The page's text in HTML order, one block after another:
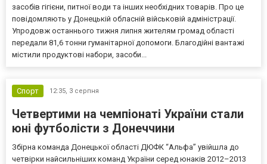
засобів гігієни, питної води та інших необхідних товарів. Про це
повідомляють у Донецькій обласній військовій адміністрації.
Упродовж останнього тижня липня жителям громад області
передали 81,6 тонни гуманітарної допомоги. Благодійні вантажі
містили продуктові набори, засоби...
Спорт 12:35, 3 серпня
Четвертими на чемпіонаті України стали
юні футболісти з Донеччини
Збірна команда Донецької області ДЮФК “Альфа” увійшла до
четвірки найсильніших команд України серед юнаків 2012–2013